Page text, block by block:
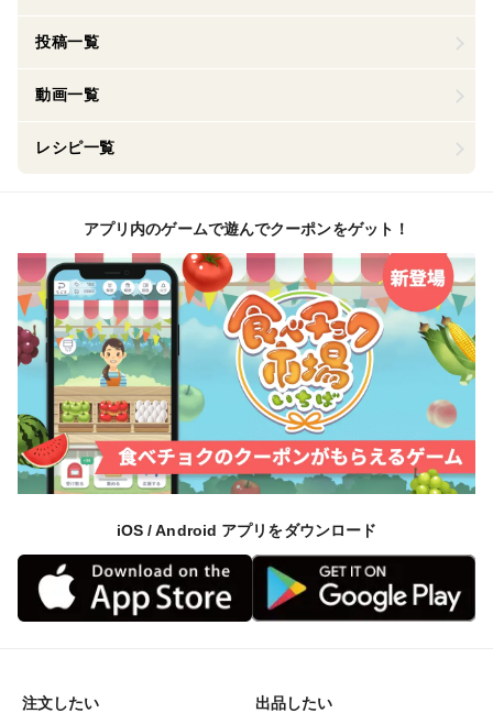
投稿一覧
動画一覧
レシピ一覧
アプリ内のゲームで遊んでクーポンをゲット！
iOS / Android アプリをダウンロード
注文したい 出品したい